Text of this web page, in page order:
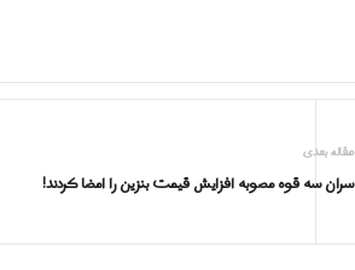
مقاله بعدی
سران سه قوه مصوبه افزایش قیمت بنزین را امضا کردند!